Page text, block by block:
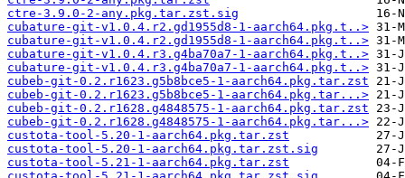
ctre-3.9.0-2-any.pkg.tar.zst.sig
cubature-git-v1.0.4.r2.gd1955d8-1-aarch64.pkg.t..>
cubature-git-v1.0.4.r2.gd1955d8-1-aarch64.pkg.t..>
cubature-git-v1.0.4.r3.g4ba70a7-1-aarch64.pkg.t..>
cubature-git-v1.0.4.r3.g4ba70a7-1-aarch64.pkg.t..>
cubeb-git-0.2.r1623.g5b8bce5-1-aarch64.pkg.tar.zst
cubeb-git-0.2.r1623.g5b8bce5-1-aarch64.pkg.tar...>
cubeb-git-0.2.r1628.g4848575-1-aarch64.pkg.tar.zst
cubeb-git-0.2.r1628.g4848575-1-aarch64.pkg.tar...>
custota-tool-5.20-1-aarch64.pkg.tar.zst
custota-tool-5.20-1-aarch64.pkg.tar.zst.sig
custota-tool-5.21-1-aarch64.pkg.tar.zst